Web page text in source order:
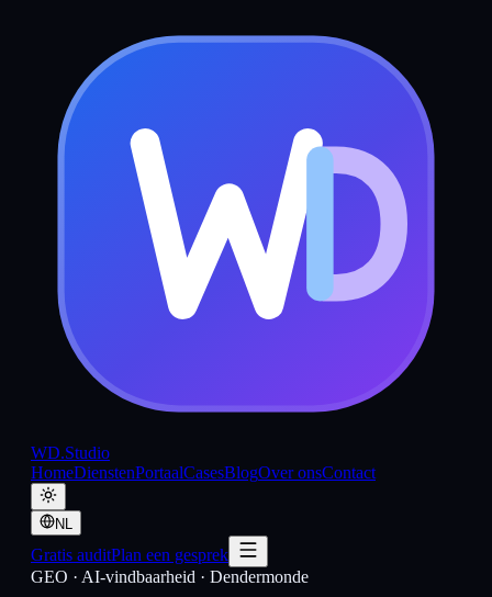
WD.Studio
HomeDienstenPortaalCasesBlogOver onsContact
NL
Gratis auditPlan een gesprek
GEO · AI-vindbaarheid · Dendermonde